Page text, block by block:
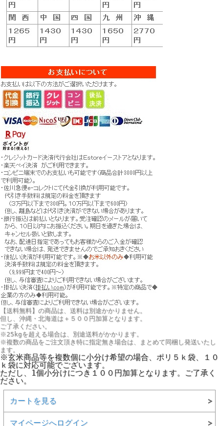
【送料無料】の商品は、送料は別途かかりません。
但し、 沖縄・北海道は＋５００円 加算となります。
ご了承ください。
※25kgを超える場合は、別途送料がかかります。
※複数の商品をご注文頂き特に指定無き場合は、まとめて同梱し発送いたし
ます。
※玄米商品等を複数個に小分け希望の場合、ポリ５ｋ袋、１０
ｋ袋に対応可能でございます。
ただし、1個小分けにつき１００円加算となります。ご了承く
ださい。
カートを見る
マイページへログイン